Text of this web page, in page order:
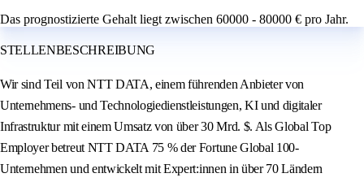
Das prognostizierte Gehalt liegt zwischen 60000 - 80000 € pro Jahr.
STELLENBESCHREIBUNG
Wir sind Teil von NTT DATA, einem führenden Anbieter von
Unternehmens- und Technologiedienstleistungen, KI und digitaler
Infrastruktur mit einem Umsatz von über 30 Mrd. $. Als Global Top
Employer betreut NTT DATA 75 % der Fortune Global 100-
Unternehmen und entwickelt mit Expert:innen in über 70 Ländern